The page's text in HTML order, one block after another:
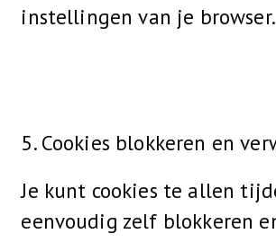
instellingen van je browser.
5. Cookies blokkeren en
Je kunt cookies te allen
eenvoudig zelf blokkeren